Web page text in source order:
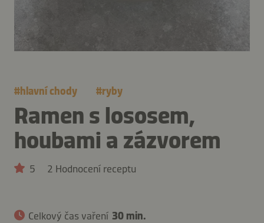
#hlavní chody #ryby
Ramen s lososem,
houbami a zázvorem
5 2 Hodnocení receptu
Celkový čas vaření 30 min.